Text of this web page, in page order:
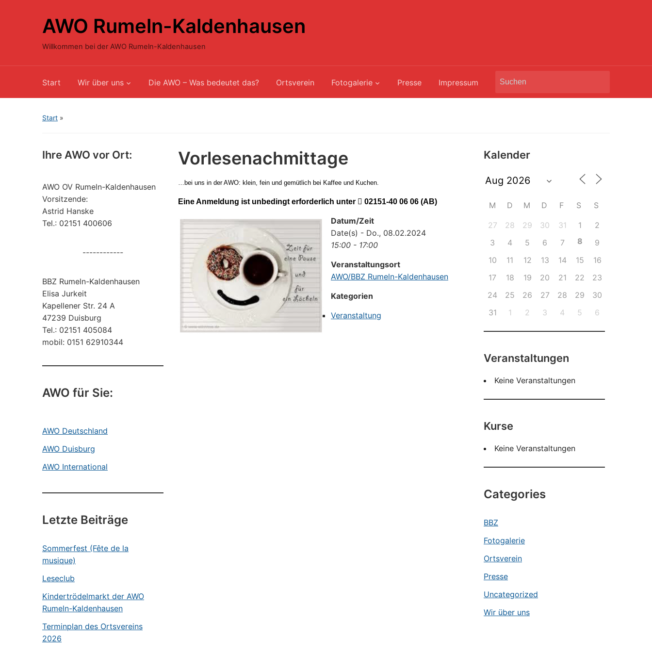
AWO Rumeln-Kaldenhausen
Willkommen bei der AWO Rumeln-Kaldenhausen
Start Wir über uns Die AWO – Was bedeutet das? Ortsverein Fotogalerie Presse Impressum
Search
Start »
Ihre AWO vor Ort:
AWO OV Rumeln-Kaldenhausen
Vorsitzende:
Astrid Hanske
Tel.: 02151 400606
------------
BBZ Rumeln-Kaldenhausen
Elisa Jurkeit
Kapellener Str. 24 A
47239 Duisburg
Tel.: 02151 405084
mobil: 0151 62910344
AWO für Sie:
AWO Deutschland
AWO Duisburg
AWO International
Letzte Beiträge
Sommerfest (Fête de la
musique)
Leseclub
Kindertrödelmarkt der AWO
Rumeln-Kaldenhausen
Terminplan des Ortsvereins
2026
Vorlesenachmittage
…bei uns in der AWO: klein, fein und gemütlich bei Kaffee und Kuchen.
Eine Anmeldung ist unbedingt erforderlich unter  02151-40 06 06 (AB)
Datum/Zeit
Date(s) - Do., 08.02.2024
15:00 - 17:00
Veranstaltungsort
AWO/BBZ Rumeln-Kaldenhausen
Kategorien
Veranstaltung
Kalender
M D M D F S S
27 28 29 30 31 1
2
3
4 5 6 7 8
9
10
11 12 13 14 15
16
17
18 19 20 21 22
23
24
25 26 27 28 29
30
31
1 2 3 4 5 6
Veranstaltungen
Keine Veranstaltungen
Kurse
Keine Veranstaltungen
Categories
BBZ
Fotogalerie
Ortsverein
Presse
Uncategorized
Wir über uns